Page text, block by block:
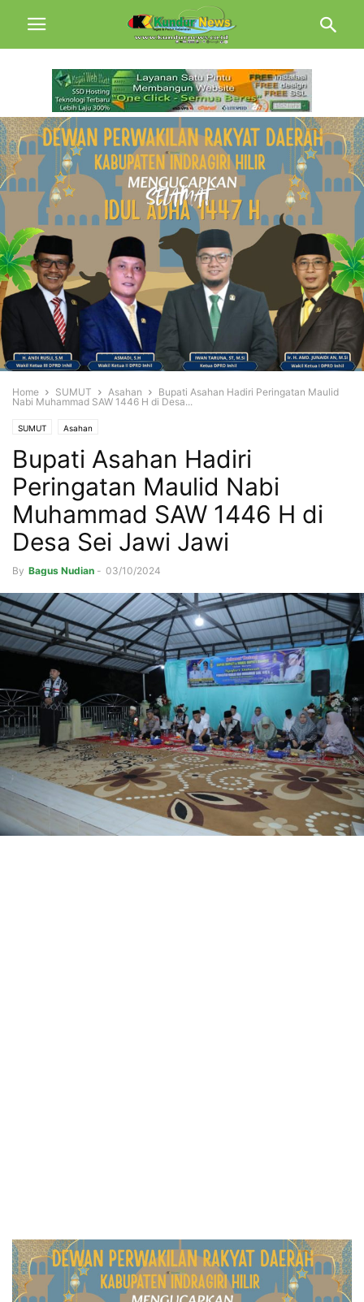
Home SUMUT Asahan
Bupati Asahan Hadiri Peringatan Maulid
Nabi Muhammad SAW 1446 H di Desa...
SUMUT Asahan
Bupati Asahan Hadiri
Peringatan Maulid Nabi
Muhammad SAW 1446 H di
Desa Sei Jawi Jawi
By Bagus Nudian - 03/10/2024